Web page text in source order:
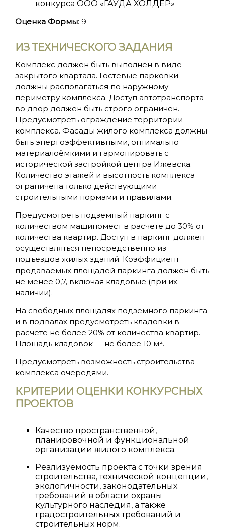
конкурса ООО «ГАУДА ХОЛДЕР»
Оценка Формы: 9
ИЗ ТЕХНИЧЕСКОГО ЗАДАНИЯ
Комплекс должен быть выполнен в виде
закрытого квартала. Гостевые парковки
должны располагаться по наружному
периметру комплекса. Доступ автотранспорта
во двор должен быть строго ограничен.
Предусмотреть ограждение территории
комплекса. Фасады жилого комплекса должны
быть энергоэффективными, оптимально
материалоёмкими и гармонировать с
исторической застройкой центра Ижевска.
Количество этажей и высотность комплекса
ограничена только действующими
строительными нормами и правилами.
Предусмотреть подземный паркинг с
количеством машиномест в расчете до 30% от
количества квартир. Доступ в паркинг должен
осуществляться непосредственно из
подъездов жилых зданий. Коэффициент
продаваемых площадей паркинга должен быть
не менее 0,7, включая кладовые (при их
наличии).
На свободных площадях подземного паркинга
и в подвалах предусмотреть кладовки в
расчете не более 20% от количества квартир.
Площадь кладовок — не более 10 м².
Предусмотреть возможность строительства
комплекса очередями.
КРИТЕРИИ ОЦЕНКИ КОНКУРСНЫХ
ПРОЕКТОВ
Качество пространственной,
планировочной и функциональной
организации жилого комплекса.
Реализуемость проекта с точки зрения
строительства, технической концепции,
экологичности, законодательных
требований в области охраны
культурного наследия, а также
градостроительных требований и
строительных норм.